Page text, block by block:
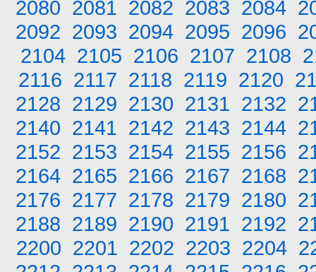
2080 2081 2082 2083 2084
2092 2093 2094 2095 2096
2104 2105 2106 2107 2108
2116 2117 2118 2119 2120
2128 2129 2130 2131 2132
2140 2141 2142 2143 2144
2152 2153 2154 2155 2156
2164 2165 2166 2167 2168
2176 2177 2178 2179 2180
2188 2189 2190 2191 2192
2200 2201 2202 2203 2204